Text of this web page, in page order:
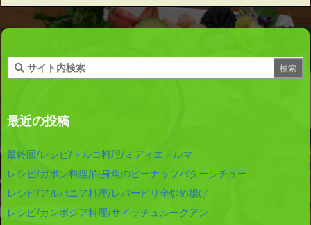
最近の投稿
最終回/レシピ/トルコ料理/ミディエドルマ
レシピ/ガボン料理/白身魚のピーナッツバターシチュー
レシピ/アルバニア料理/レバーピリ辛炒め揚げ
レシピ/カンボジア料理/サイッチュルークアン